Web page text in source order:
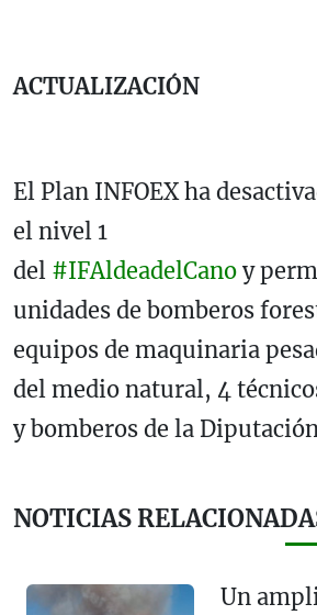
ACTUALIZACIÓN
El Plan INFOEX ha
el nivel 1
del #IFAldeadelCano y
unidades de bomberos
equipos de maquinaria
del medio natural, 4
y bomberos de la
NOTICIAS
Un